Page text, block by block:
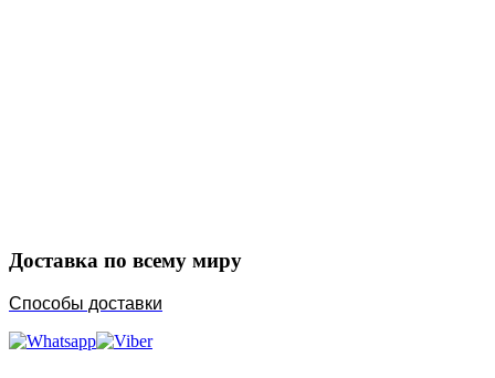
Доставка по всему миру
Способы доставки